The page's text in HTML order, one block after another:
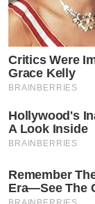
Critics Were
Grace Kelly
BRAINBERRIES
Hollywood's
A Look Inside
BRAINBERRIES
Remember
Era—See The